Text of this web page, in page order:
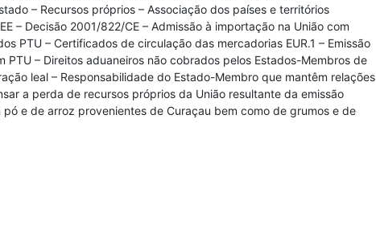
– Recursos próprios – Associação dos países e territórios
– Decisão 2001/822/CE – Admissão à importação na União com
PTU – Certificados de circulação das mercadorias EUR.1 – Emissão
– Direitos aduaneiros não cobrados pelos Estados-Membros de
leal – Responsabilidade do Estado-Membro que mantêm relações
a perda de recursos próprios da União resultante da emissão
e de arroz provenientes de Curaçau bem como de grumos e de